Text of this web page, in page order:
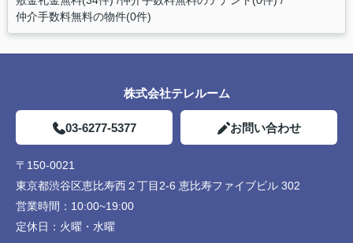
仲介手数料無料の物件(0件)
株式会社テレルーム
03-6277-5377 お問い合わせ
〒150-0021
東京都渋谷区恵比寿西２丁目2-6 恵比寿ファイブビル 302
営業時間： 10:00~19:00
定休日： 火曜・水曜